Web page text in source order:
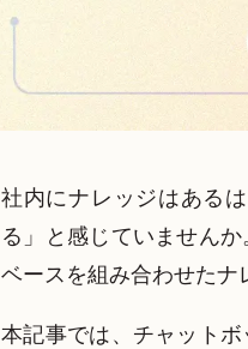
社内にナレッジはある
る」と感じていません
ベースを組み合わせたナ
本記事では、チャット